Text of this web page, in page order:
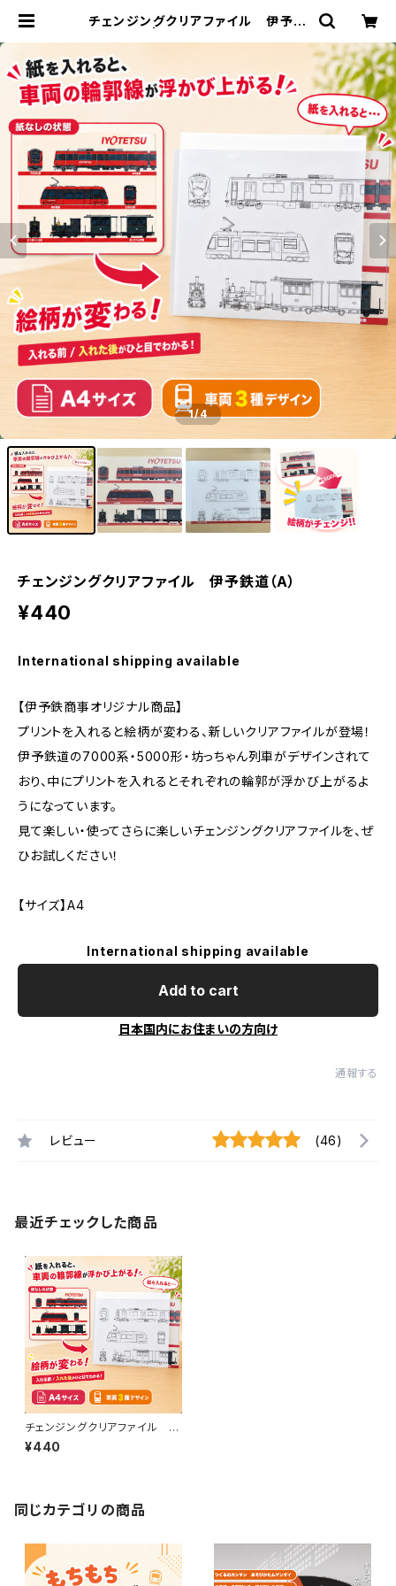
チェンジングクリアファイル 伊予鉄
1/4
チェンジングクリアファイル 伊予鉄道（A）
¥440
International shipping available
【伊予鉄商事オリジナル商品】
プリントを入れると絵柄が変わる、新しいクリアファイルが登場！
伊予鉄道の7000系・5000形・坊っちゃん列車がデザインされて
おり、中にプリントを入れるとそれぞれの輪郭が浮かび上がるよ
うになっています。
見て楽しい・使ってさらに楽しいチェンジングクリアファイルを、ぜ
ひお試しください！
【サイズ】A4
International shipping available
Add to cart
日本国内にお住まいの方向け
通報する
レビュー (46)
最近チェックした商品
チェンジングクリアファイル 伊
予鉄道（A）
¥440
同じカテゴリの商品